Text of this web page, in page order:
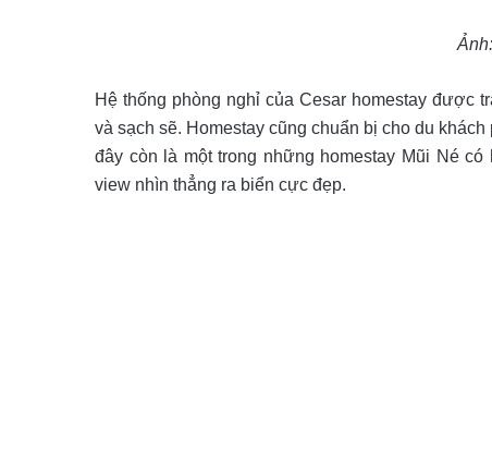
Hệ thống phòng nghỉ của Cesar homestay được
và sạch sẽ. Homestay cũng chuẩn bị cho du
đây còn là một trong những homestay Mũi Né
view nhìn thẳng ra biển cực đẹp.